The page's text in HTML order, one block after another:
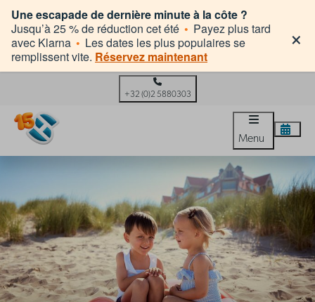
Une escapade de dernière minute à la côte ?
Jusqu’à 25 % de réduction cet été • Payez plus tard
avec Klarna • Les dates les plus populaires se
remplissent vite. Réservez maintenant
×
+32 (0)2 5880303
Menu